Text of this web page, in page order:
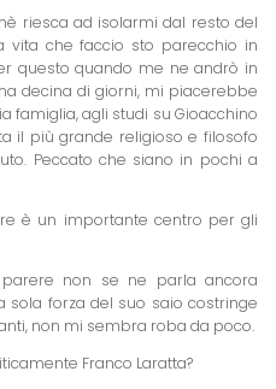
riesca ad isolarmi dal resto del
vita che faccio sto parecchio in
questo quando me ne andrò in
decina di giorni, mi piacerebbe
famiglia, agli studi su Gioacchino
il più grande religioso e filosofo
Peccato che siano in pochi a
è un importante centro per gli
non se ne parla ancora
sola forza del suo saio costringe
non mi sembra roba da poco.
Franco Laratta?